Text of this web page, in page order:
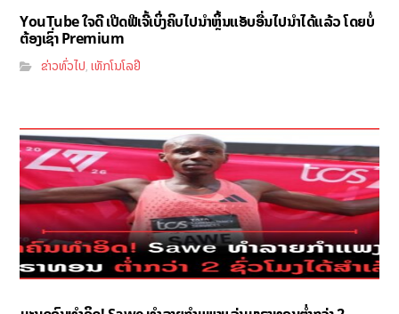
YouTube ໃຈດີ ເປີດຟີເຈີ້ເບິ່ງຄິບໄປນຳຫຼິ້ນແອັບອື່ນໄປນຳໄດ້ແລ້ວ ໂດຍບໍ່
ຕ້ອງເຊົ່າ Premium
ຂ່າວທົ່ວໄປ,ເທັກໂນໂລຢີ